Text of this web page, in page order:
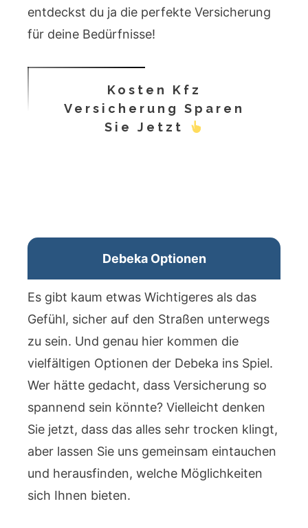
entdeckst du ja die perfekte Versicherung
für deine Bedürfnisse!
Kosten Kfz
Versicherung Sparen
Sie Jetzt
Debeka Optionen
Es gibt kaum etwas Wichtigeres als das
Gefühl, sicher auf den Straßen unterwegs
zu sein. Und genau hier kommen die
vielfältigen Optionen der Debeka ins Spiel.
Wer hätte gedacht, dass Versicherung so
spannend sein könnte? Vielleicht denken
Sie jetzt, dass das alles sehr trocken klingt,
aber lassen Sie uns gemeinsam eintauchen
und herausfinden, welche Möglichkeiten
sich Ihnen bieten.